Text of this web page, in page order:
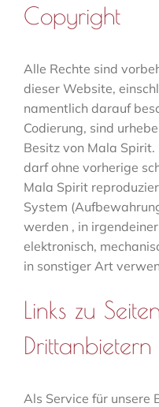
Copyright
Alle Rechte sind
dieser Website,
namentlich darauf
Codierung, sind
Besitz von Mala
darf ohne vorherige
Mala Spirit
System
werden , in
elektronisch,
in sonstiger Art
Links zu
Drittanbietern
Als Service für unsere